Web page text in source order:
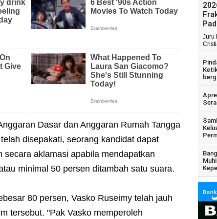
Dasar dan Anggaran Rumah Tangga
disepakati, seorang kandidat dapat
secara aklamasi apabila mendapatkan
minimal 50 persen ditambah satu suara.
80 persen, Vasko Ruseimy telah jauh
tersebut. "Pak Vasko memperoleh
Juru